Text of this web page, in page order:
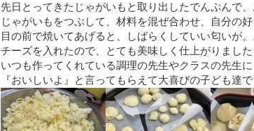
先日とってきたじゃがいもと取り出したでんぷんで
じゃがいもをつぶして、材料を混ぜ合わせ、自分の
目の前で焼いてあげると、しばらくしていい匂いが。
チーズを入れたので、とても美味しく仕上がりまし
いつも作ってくれている調理の先生やクラスの先生
『おいしいよ』と言ってもらえて大喜びの子ども達で